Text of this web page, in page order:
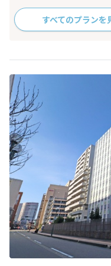
すべてのプランを